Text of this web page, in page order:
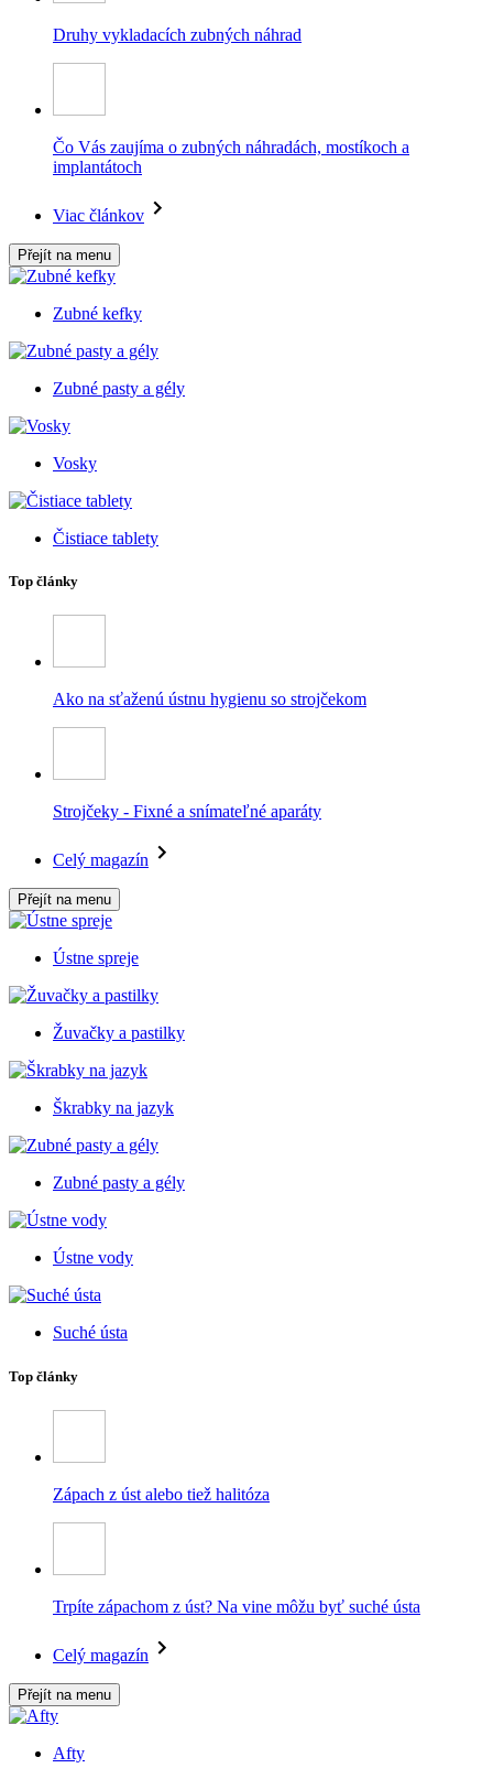
Druhy vykladacích zubných náhrad
Čo Vás zaujíma o zubných náhradách, mostíkoch a
implantátoch
Viac článkov
Přejít na menu
Zubné kefky
Zubné pasty a gély
Vosky
Čistiace tablety
Top články
Ako na sťaženú ústnu hygienu so strojčekom
Strojčeky - Fixné a snímateľné aparáty
Celý magazín
Přejít na menu
Ústne spreje
Žuvačky a pastilky
Škrabky na jazyk
Zubné pasty a gély
Ústne vody
Suché ústa
Top články
Zápach z úst alebo tiež halitóza
Trpíte zápachom z úst? Na vine môžu byť suché ústa
Celý magazín
Přejít na menu
Afty